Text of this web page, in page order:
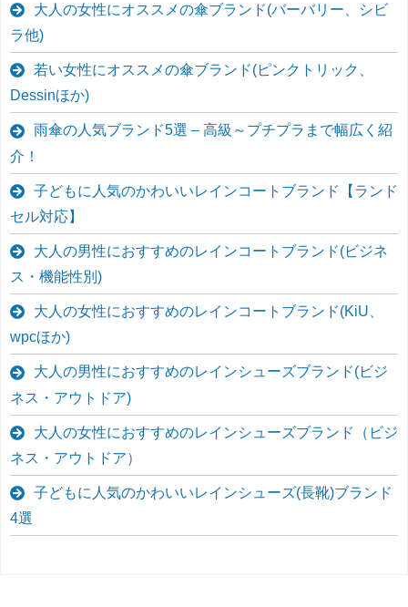
大人の女性にオススメの傘ブランド(バーバリー、シビ
ラ他)
若い女性にオススメの傘ブランド(ピンクトリック、
Dessinほか)
雨傘の人気ブランド5選 – 高級～プチプラまで幅広く紹
介！
子どもに人気のかわいいレインコートブランド【ランド
セル対応】
大人の男性におすすめのレインコートブランド(ビジネ
ス・機能性別)
大人の女性におすすめのレインコートブランド(KiU、
wpcほか)
大人の男性におすすめのレインシューズブランド(ビジ
ネス・アウトドア)
大人の女性におすすめのレインシューズブランド（ビジ
ネス・アウトドア）
子どもに人気のかわいいレインシューズ(長靴)ブランド
4選